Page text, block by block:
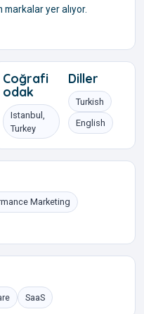
yer alıyor.
Coğrafi
odak
Istanbul,
Turkey
Diller
Turkish
English
Marketing
SaaS